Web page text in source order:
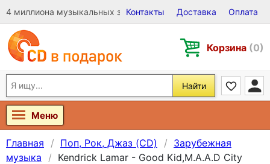
4 миллиона музыкальных записей на Виниле, CD и DVD
Контакты Доставка Оплата
Корзина (0)
Найти
Меню
Главная Поп, Рок, Джаз (CD)
Зарубежная
музыка
Kendrick Lamar - Good Kid,M.A.A.D City